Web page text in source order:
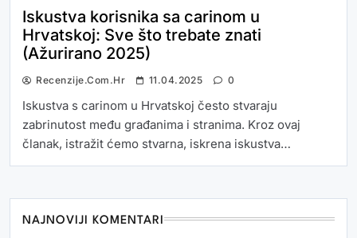
Iskustva korisnika sa carinom u
Hrvatskoj: Sve što trebate znati
(Ažurirano 2025)
Recenzije.com.hr 11.04.2025 0
Iskustva s carinom u Hrvatskoj često stvaraju
zabrinutost među građanima i stranima. Kroz ovaj
članak, istražit ćemo stvarna, iskrena iskustva…
NAJNOVIJI KOMENTARI